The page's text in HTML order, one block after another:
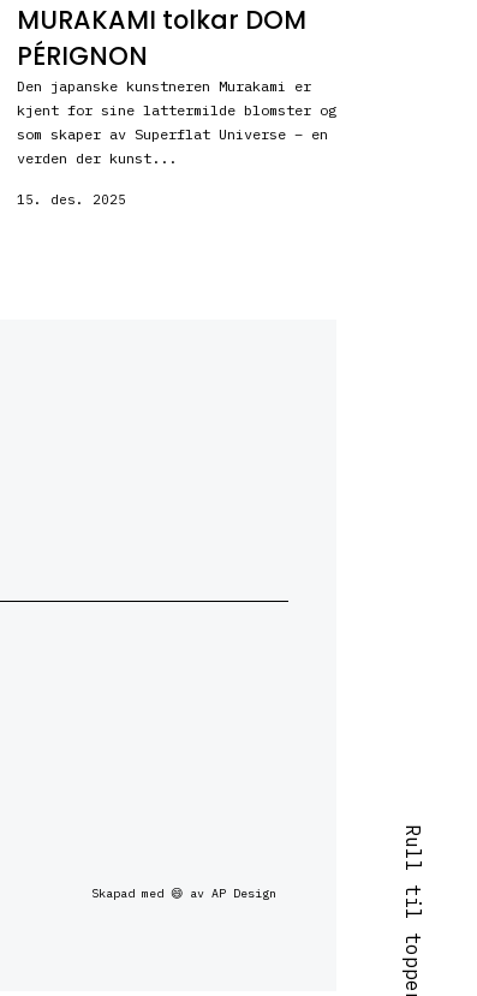
Rull til toppen
MURAKAMI tolkar DOM
PÉRIGNON
Den japanske kunstneren Murakami er
kjent for sine lattermilde blomster og
som skaper av Superflat Universe – en
verden der kunst...
15. des. 2025
Skapad med 😄 av AP Design